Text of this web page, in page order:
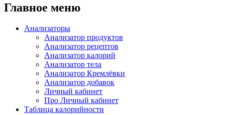
Главное меню
Анализаторы
Анализатор продуктов
Анализатор рецептов
Анализатор калорий
Анализатор тела
Анализатор Кремлёвки
Анализатор добавок
Личный кабинет
Про Личный кабинет
Таблица калорийности